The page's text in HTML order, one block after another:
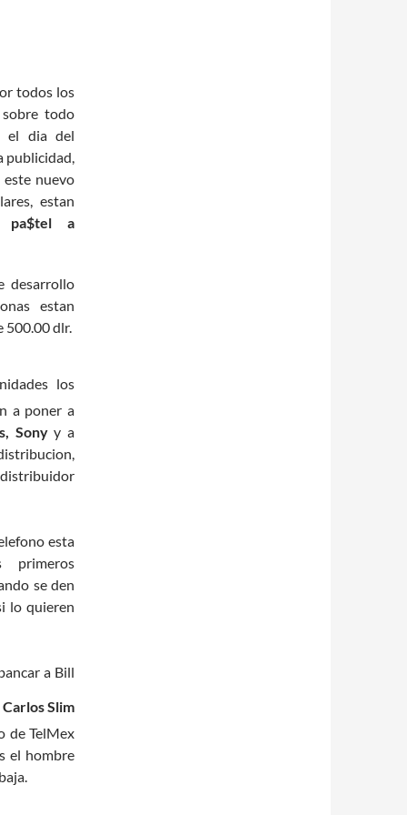
todos los
todo
el dia del
publicidad,
nuevo
estan
pa$tel a
desarrollo
estan
500.00 dlr.
los
a poner a
Sonyy a
esta
primeros
se den
lo quieren
a Bill
Carlos Slim
de TelMex
el hombre